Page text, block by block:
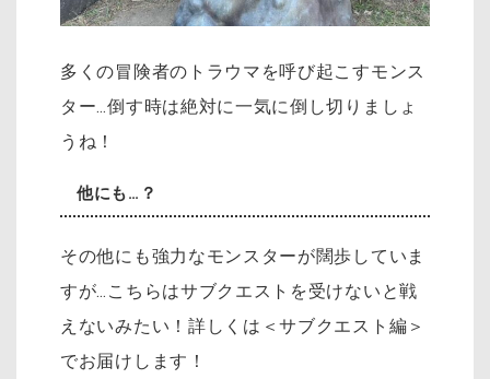
多くの冒険者のトラウマを呼び起こすモンス
ター…倒す時は絶対に一気に倒し切りましょ
うね！
他にも…？
その他にも強力なモンスターが闊歩していま
すが…こちらはサブクエストを受けないと戦
えないみたい！詳しくは＜サブクエスト編＞
でお届けします！